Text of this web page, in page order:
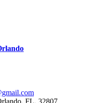
FL. 32807